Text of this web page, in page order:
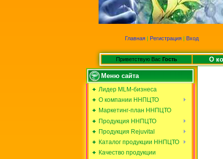
Главная | Регистрация | Вход
Приветствую Вас Гость О
Меню сайта
Лидер MLM-бизнеса
О компании ННПЦТО
Маркетинг-план ННПЦТО
Продукция ННПЦТО
Продукция Rejuvital
Каталог продукции ННПЦТО
Качество продукции